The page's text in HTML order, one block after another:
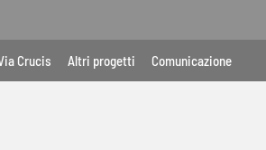
Crucis Altri progetti Comunicazione